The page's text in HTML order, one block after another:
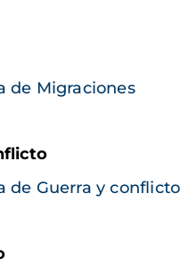
de Migraciones
de Guerra y conflicto